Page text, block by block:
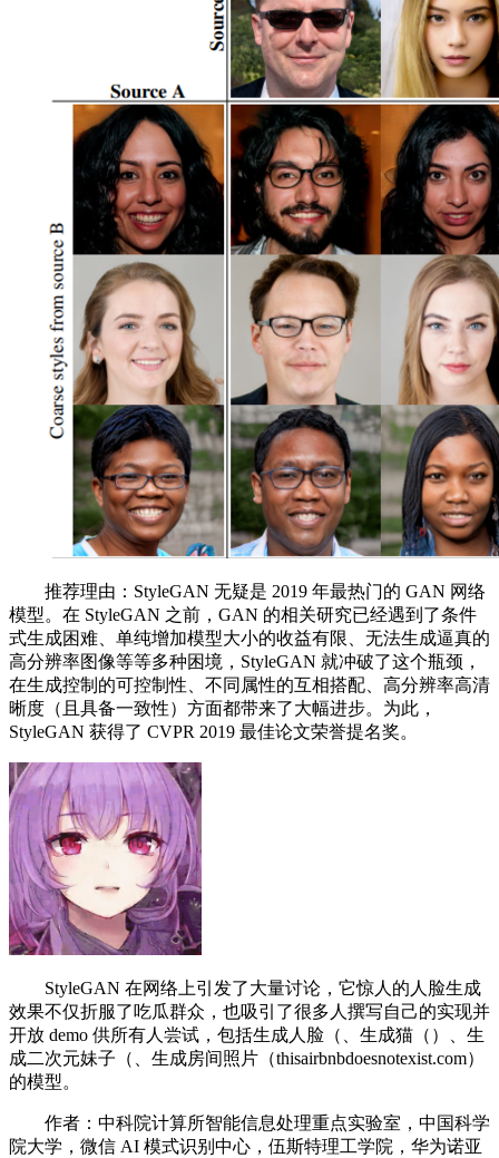
推荐理由：StyleGAN 无疑是 2019 年最热门的 GAN 网络
模型。在 StyleGAN 之前，GAN 的相关研究已经遇到了条件
式生成困难、单纯增加模型大小的收益有限、无法生成逼真的
高分辨率图像等等多种困境，StyleGAN 就冲破了这个瓶颈，
在生成控制的可控制性、不同属性的互相搭配、高分辨率高清
晰度（且具备一致性）方面都带来了大幅进步。为此，
StyleGAN 获得了 CVPR 2019 最佳论文荣誉提名奖。
StyleGAN 在网络上引发了大量讨论，它惊人的人脸生成
效果不仅折服了吃瓜群众，也吸引了很多人撰写自己的实现并
开放 demo 供所有人尝试，包括生成人脸（、生成猫（）、生
成二次元妹子（、生成房间照片（thisairbnbdoesnotexist.com）
的模型。
作者：中科院计算所智能信息处理重点实验室，中国科学
院大学，微信 AI 模式识别中心，伍斯特理工学院，华为诺亚